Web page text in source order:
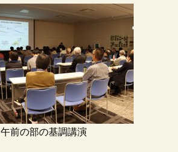
午前の部の基調講演